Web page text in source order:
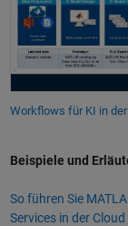
Workflows für KI in
Beispiele und
So führen Sie
Services in der